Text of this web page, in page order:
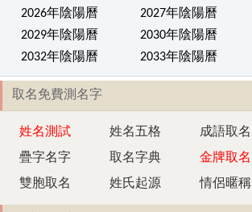
2026年陰陽曆
2027年陰陽曆
2029年陰陽曆
2030年陰陽曆
2032年陰陽曆
2033年陰陽曆
取名免費測名字
姓名測試 姓名五格 成語取名
疊字名字
取名字典 金牌取名
雙胞取名
姓氏起源 情侶暱稱